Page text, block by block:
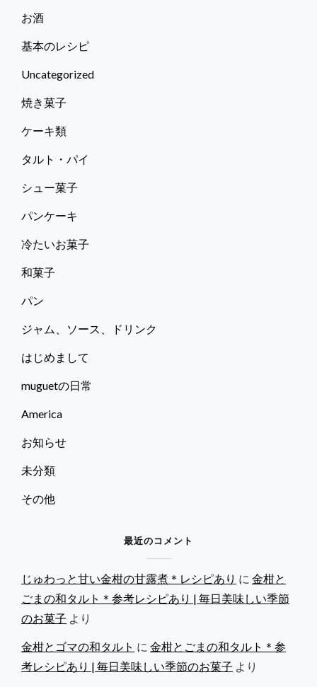
お酒
基本のレシピ
Uncategorized
焼き菓子
ケーキ類
タルト・パイ
シュー菓子
パンケーキ
冷たいお菓子
和菓子
パン
ジャム、ソース、ドリンク
はじめまして
muguetの日常
America
お知らせ
未分類
その他
最近のコメント
じゅわっと甘い金柑の甘露煮＊レシピあり に 金柑と
ごまの和タルト＊参考レシピあり | 毎日美味しい季節
のお菓子 より
金柑とゴマの和タルト に 金柑とごまの和タルト＊参
考レシピあり | 毎日美味しい季節のお菓子 より